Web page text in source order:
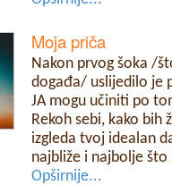
Moja priča
Nakon prvog šoka /
događa/ uslijedilo je
JA mogu učiniti po
Rekoh sebi, kako bih
izgleda tvoj idealan
najbliže i najbolje što
Opširnije...